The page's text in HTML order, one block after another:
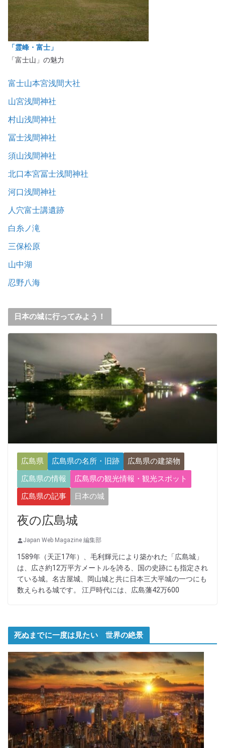
「霊峰・富士」
「富士山」の魅力
富士山本宮浅間大社
山宮浅間神社
村山浅間神社
冨士浅間神社
須山浅間神社
北口本宮冨士浅間神社
河口浅間神社
人穴富士講遺跡
白糸ノ滝
三保松原
山中湖
忍野八海
日本の城に行ってみよう！
広島県 広島県の名所・旧跡
広島県の建築物
広島県の情報
広島県の観光情報・観光スポット
広島県の記事
日本の城
夜の広島城
Japan Web Magazine 編集部
1589年（天正17年）、毛利輝元により築かれた「広島城」
は、広さ約12万平方メートルを誇る、国の史跡にも指定され
ている城。名古屋城、岡山城と共に日本三大平城の一つにも
数えられる城です。 江戸時代には、広島藩42万600
死ぬまでに一度は見たい 世界の絶景